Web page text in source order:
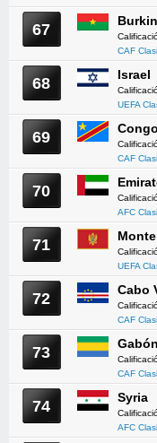
67
CAF
68 Israel
UEFA
69
CAF
70
AFC
71
UEFA
72 Cabo
CAF
73 Gabón
CAF
74 Syria
AFC